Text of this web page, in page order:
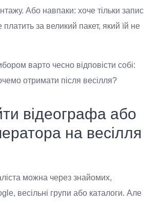
Або навпаки: хоче тільки запис
платить за великий пакет, який їй не
варто чесно відповісти собі:
отримати після весілля?
відеографа або
на весілля
можна через знайомих,
весільні групи або каталоги. Але